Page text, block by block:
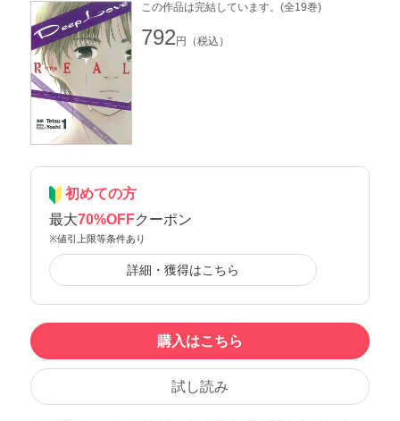
この作品は完結しています。(全19巻)
792 円（税込）
初めての方
最大70%OFFクーポン
※値引上限等条件あり
詳細・獲得はこちら
購入はこちら
試し読み